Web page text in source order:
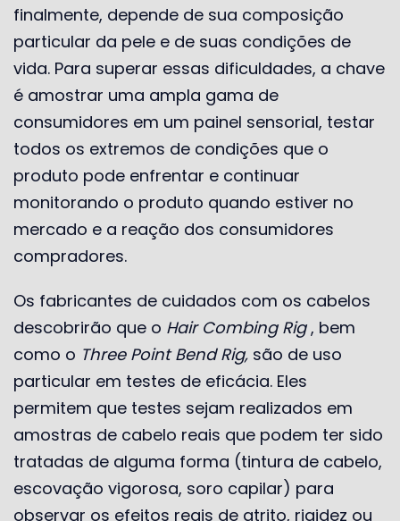
finalmente, depende de sua composição
particular da pele e de suas condições de
vida. Para superar essas dificuldades, a chave
é amostrar uma ampla gama de
consumidores em um painel sensorial, testar
todos os extremos de condições que o
produto pode enfrentar e continuar
monitorando o produto quando estiver no
mercado e a reação dos consumidores
compradores.
Os fabricantes de cuidados com os cabelos
descobrirão que o Hair Combing Rig, bem
como o Three Point Bend Rig, são de uso
particular em testes de eficácia. Eles
permitem que testes sejam realizados em
amostras de cabelo reais que podem ter sido
tratadas de alguma forma (tintura de cabelo,
escovação vigorosa, soro capilar) para
observar os efeitos reais de atrito, rigidez ou